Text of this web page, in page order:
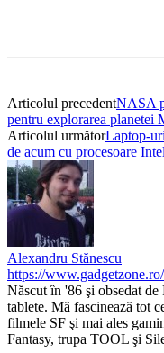
Articolul precedentNASA
pentru explorarea planetei
Articolul următorLaptop-
de acum cu procesoare
Alexandru Stănescu
https://www.gadgetzone.ro/
Născut în '86 şi obsedat de
tablete. Mă fascinează tot
filmele SF şi mai ales
Fantasy, trupa TOOL şi